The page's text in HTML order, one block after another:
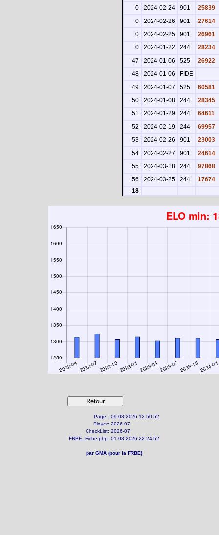
0
2024-02-24 901
25839
0
2024-02-26 901
27614
0
2024-02-25 901
26961
0
2024-01-22 244
28234
47
2024-01-06 525
26922
48
2024-01-06
FIDE
49
2024-01-07 525
60581
50
2024-01-08 244
28345
51
2024-01-29 244
64611
52
2024-02-19 244
69957
53
2024-02-26 901
23003
54
2024-02-27 901
24614
55
2024-03-18 244
97868
56
2024-03-25 244
17674
18
Page : 09-08-2026 12:50:52
Player: 2026-07
CheckList: 2026-07
FRBE_Fiche.php: 01-08-2026 22:24:52
par GMA (pour la FRBE)